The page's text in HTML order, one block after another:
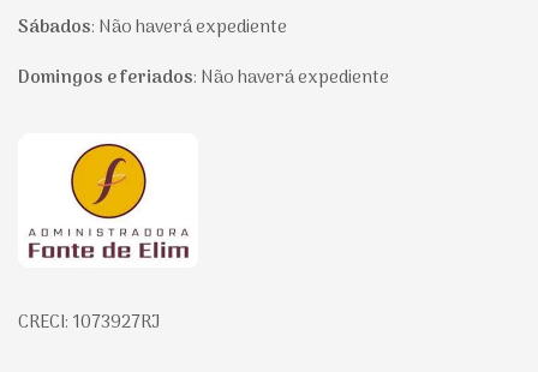
Sábados: Não haverá expediente
Domingos e feriados: Não haverá expediente
Página inicial
CRECI: 1073927RJ